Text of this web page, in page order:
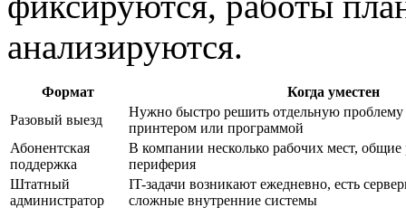
анализируются.
Формат
Когда уместен
Разовый выезд
Нужно быстро решить отдельную
принтером или программой
Абонентская
поддержка
В компании несколько рабочих мест, общие
периферия
Штатный
администратор
IT-задачи возникают ежедневно, есть
сложные внутренние системы